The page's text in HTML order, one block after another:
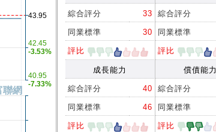
綜合評分 33 綜合評分
同業標準 30 同業標準
評比 評比
成長能力 償債能力
綜合評分 40 綜合評分
同業標準 46 同業標準
評比 評比